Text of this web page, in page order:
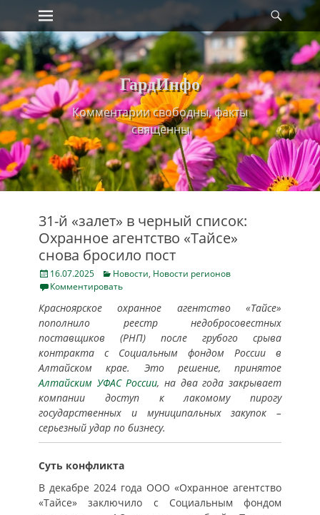
Skip
to
content
Primary Menu
ГардИнфо
Комментарии свободны, факты
священны
31-й «залет» в черный список:
Охранное агентство «Тайсе»
снова бросило пост
Posted
on
16.07.2025 Categories
Новости, Новости регионов
Комментировать
Красноярское охранное агентство «Тайсе»
пополнило реестр недобросовестных
поставщиков (РНП) после грубого срыва
контракта с Социальным фондом России в
Алтайском крае. Это решение, принятое
Алтайским УФАС России, на два года закрывает
компании доступ к лакомому пирогу
государственных и муниципальных закупок –
серьезный удар по бизнесу.
Суть конфликта
В декабре 2024 года ООО «Охранное агентство
«Тайсе» заключило с Социальным фондом